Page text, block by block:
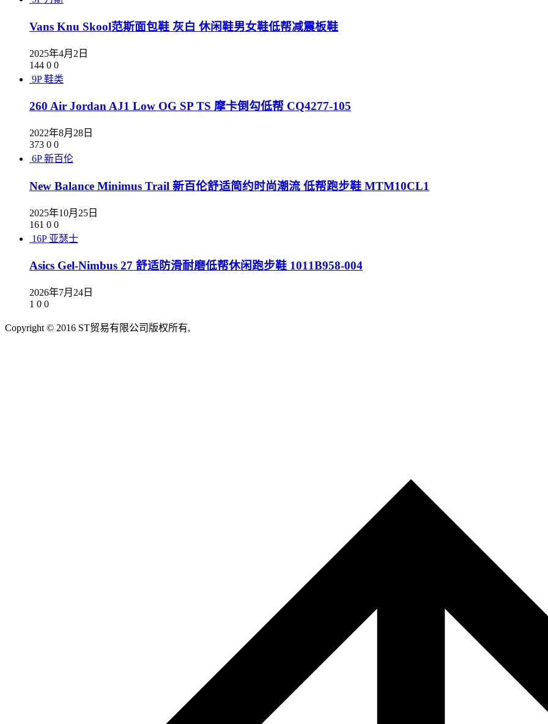
Vans Knu Skool范斯面包鞋 灰白 休闲鞋男女鞋低帮减震板鞋
2025年4月2日
144 0 0
9P 鞋类
260 Air Jordan AJ1 Low OG SP TS 摩卡倒勾低帮 CQ4277-105
2022年8月28日
373 0 0
6P 新百伦
New Balance Minimus Trail 新百伦舒适简约时尚潮流 低帮跑步鞋 MTM10CL1
2025年10月25日
161 0 0
16P 亚瑟士
Asics Gel-Nimbus 27 舒适防滑耐磨低帮休闲跑步鞋 1011B958-004
2026年7月24日
1 0 0
Copyright © 2016 ST贸易有限公司版权所有,